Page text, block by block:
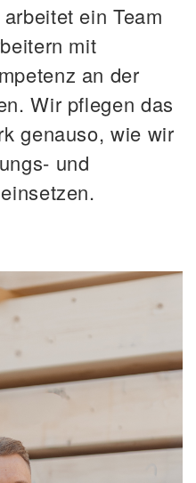
ein Team
mit
an der
Wir pflegen das
genauso, wie wir
und